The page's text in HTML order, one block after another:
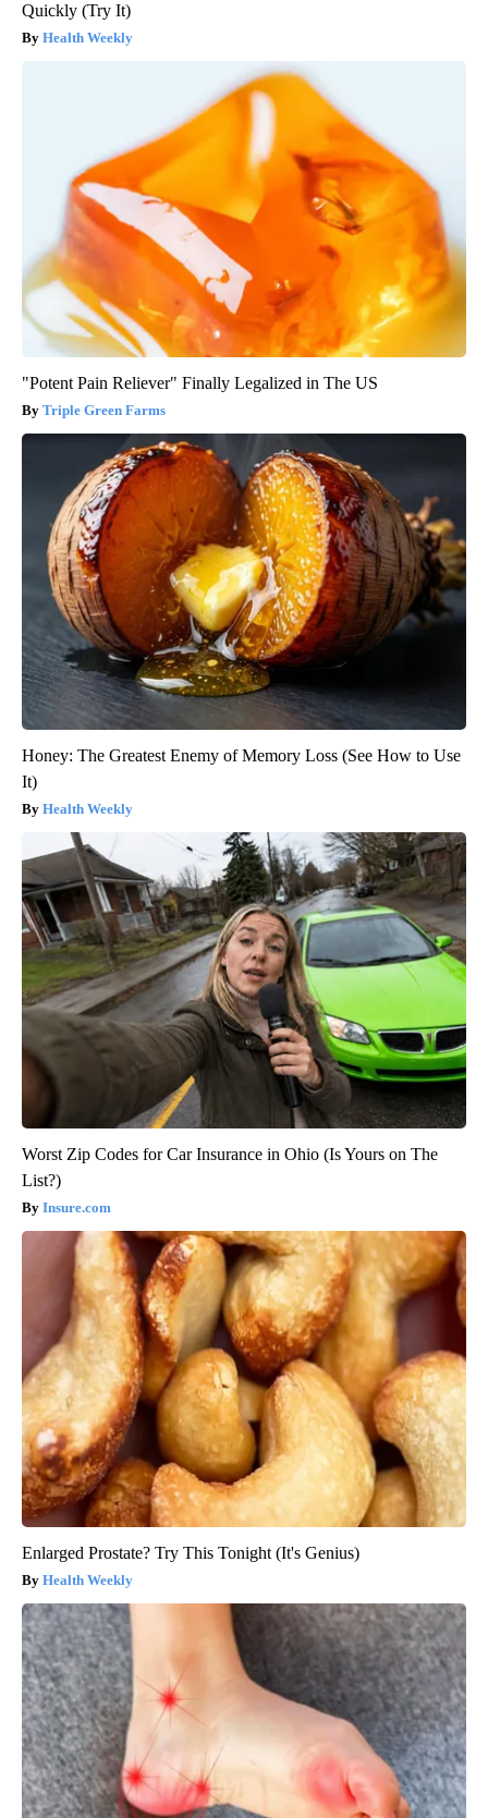
Quickly (Try It)
Health Weekly
"Potent Pain Reliever" Finally Legalized in The US
Triple Green Farms
Honey: The Greatest Enemy of Memory Loss (See How to Use
It)
Health Weekly
Worst Zip Codes for Car Insurance in Ohio (Is Yours on The
List?)
Insure.com
Enlarged Prostate? Try This Tonight (It's Genius)
Health Weekly